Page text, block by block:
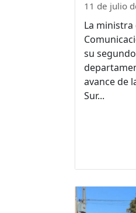
11 de julio
La ministra
su
avance de
Sur...